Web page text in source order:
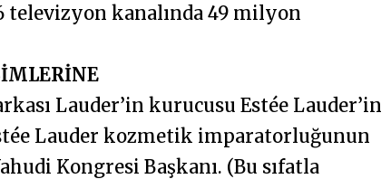
kanalında 49 milyon
Lauder’in kurucusu Estée Lauder’in
Lauder kozmetik imparatorluğunun
Kongresi Başkanı. (Bu sıfatla